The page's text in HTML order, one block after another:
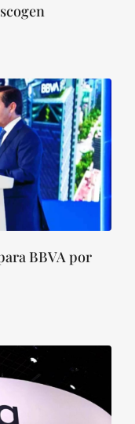
BBVA por